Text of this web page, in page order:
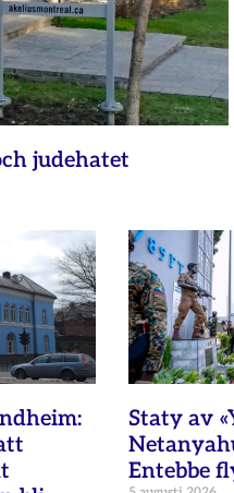
judehatet
Staty av
Entebbe